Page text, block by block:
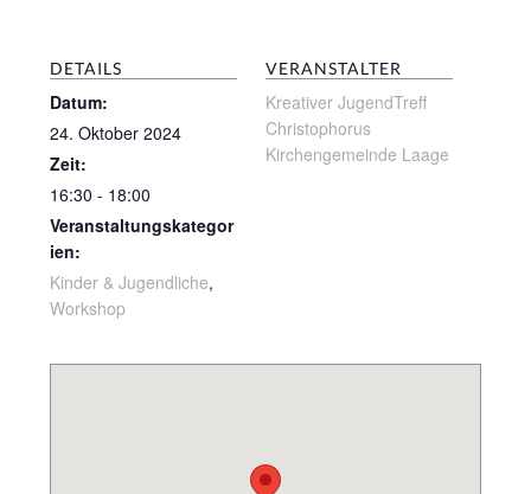
DETAILS
Datum:
24. Oktober 2024
Zeit:
16:30 - 18:00
Veranstaltungskategor
ien:
Kinder & Jugendliche,
Workshop
VERANSTALTER
Kreativer JugendTreff
Christophorus
Kirchengemeinde Laage